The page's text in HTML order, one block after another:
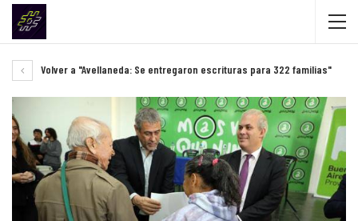
Volver a "Avellaneda: Se entregaron escrituras para 322 familias"